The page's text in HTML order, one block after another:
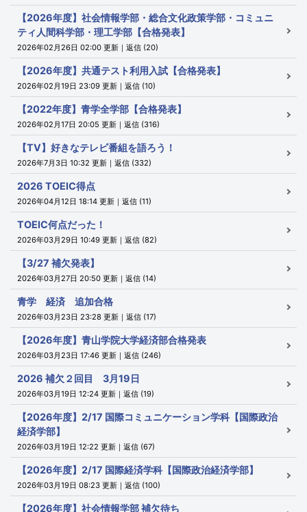
【2026年度】社会情報学部・総合文化政策学部・コミュニ
ティ人間科学部・理工学部【合格発表】
2026年02月26日 02:00 更新｜返信 (20)
【2026年度】共通テスト利用入試【合格発表】
2026年02月19日 23:09 更新｜返信 (10)
【2022年度】青学全学部【合格発表】
2026年02月17日 20:05 更新｜返信 (316)
【TV】好きなテレビ番組を語ろう！
2026年7月3日 10:32 更新｜返信 (332)
2026 TOEIC得点
2026年04月12日 18:14 更新｜返信 (11)
TOEIC何点だった！
2026年03月29日 10:49 更新｜返信 (82)
【3/27 補欠発表】
2026年03月27日 20:50 更新｜返信 (14)
青学 経済 追加合格
2026年03月23日 23:28 更新｜返信 (17)
【2026年度】青山学院大学経済部合格発表
2026年03月23日 17:46 更新｜返信 (246)
2026 補欠２回目 3月19日
2026年03月19日 12:24 更新｜返信 (19)
【2026年度】2/17 国際コミュニケーション学科【国際政治
経済学部】
2026年03月19日 12:22 更新｜返信 (67)
【2026年度】2/17 国際経済学科【国際政治経済学部】
2026年03月19日 08:23 更新｜返信 (100)
【2026年度】社会情報学部 補欠待ち